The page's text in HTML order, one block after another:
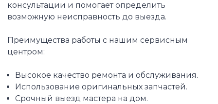
консультации и помогает определить
возможную неисправность до выезда.
Преимущества работы с нашим сервисным
центром:
Высокое качество ремонта и обслуживания.
Использование оригинальных запчастей.
Срочный выезд мастера на дом.